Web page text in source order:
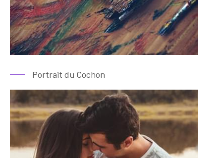
Portrait du Cochon